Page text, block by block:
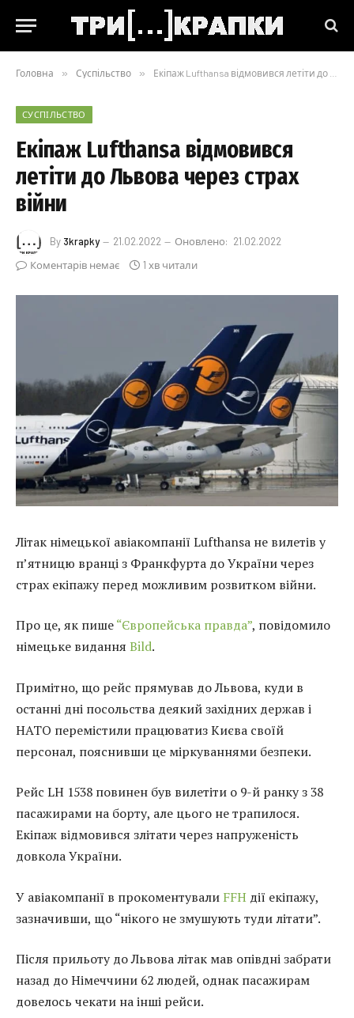
Головна » Суспільство » Екіпаж Lufthansa відмовився летіти до Львова через страх війни
СУСПІЛЬСТВО
Екіпаж Lufthansa відмовився
летіти до Львова через страх
війни
By 3krapky 21.02.2022 Оновлено: 21.02.2022
Коментарів немає
1 хв читали
Літак німецької авіакомпанії Lufthansa не вилетів у
п’ятницю вранці з Франкфурта до України через
страх екіпажу перед можливим розвитком війни.
Про це, як пише“Європейська правда”, повідомило
німецьке видання Bild.
Примітно, що рейс прямував до Львова, куди в
останні дні посольства деякий західних держав і
НАТО перемістили працюватиз Києва своїй
персонал, пояснивши це міркуваннями безпеки.
Рейс LH 1538 повинен був вилетіти о 9-й ранку з 38
пасажирами на борту, але цього не трапилося.
Екіпаж відмовився злітати через напруженість
довкола України.
У авіакомпанії в прокоментували FFH дії екіпажу,
зазначивши, що “нікого не змушують туди літати”.
Після прильоту до Львова літак мав опівдні забрати
назад до Німеччини 62 людей, однак пасажирам
довелось чекати на інші рейси.